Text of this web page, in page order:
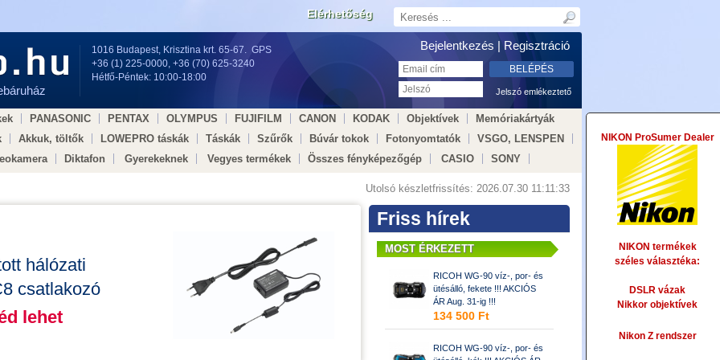
Elérhetőség
1016 Budapest, Krisztina krt. 65-67. GPS
+36 (1) 225-0000, +36 (70) 625-3240
Hétfő-Péntek: 10:00-18:00
NIKON ProSumer Dealer
NIKON termékek
széles választéka:
DSLR vázak
Nikkor objektívek
Nikon Z rendszer
Bejelentkezés |Regisztráció
Jelszó emlékeztető
PANASONIC PENTAX OLYMPUS FUJIFILM CANON KODAK Objektívek
Memóriakártyák
Akkuk, töltők LOWEPRO táskák Táskák Szűrők Búvár tokok Fotonyomtatók
VSGO, LENSPEN
Diktafon Gyerekeknek Vegyes termékek Összes fényképezőgép CASIO
SONY
Utolsó készletfrissítés: 2026.07.30 11:11:33
hálózati
csatlakozó
lehet
fekete !!!
lehet
5-6.3 DG OS
lehet
lehet
fekete !!!
lehet
objektív
lehet
lehet
lehet
lehet
Friss hírek
MOST ÉRKEZETT
RICOH WG-90 víz-, por- és
ütésálló, fekete !!! AKCIÓS
ÁR Aug. 31-ig !!!
134 500 Ft
RICOH WG-90 víz-, por- és